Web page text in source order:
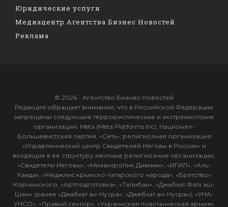
Юридические услуги
Медиацентр Агентства Бизнес Новостей
Реклама
© 2026 - Агентство Бизнес Новостей
Редакция обращает внимание, что в Российской Федерации
запрещены следующие террористические и экстремистские
организации: Meta (Meta Platforms Inc), Национал-
Большевистская партия, «Сеть», религиозная организация
«Управленческий центр Свидетелей Иеговы в России» и
входящие в ее структуру местные религиозные организации,
«Свидетели Иеговы», «Мизантропик Дивижн», «ИГИЛ», «Аль-
Каида», «Меджлис крымско-татарского народа», «Братство»
Корчинского, «Артподготовка», «Талибан», «Джабхат Фатх аш-
Шам» (ранее «Джабхат ан-Нусра», «Джебхат ан-Нусра»), «УНА-
УНСО», «Правый сектор», «Украинская повстанческая армия»